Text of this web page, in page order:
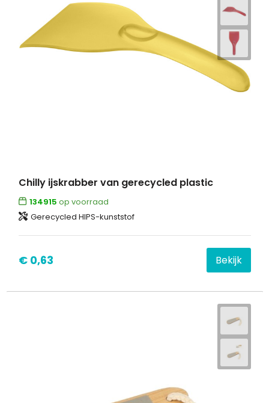
Chilly ijskrabber van gerecycled plastic
134915 op voorraad
Gerecycled HIPS-kunststof
€ 0,63 Bekijk